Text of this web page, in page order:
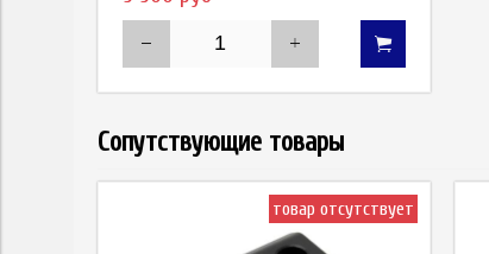
Сопутствующие товары
товар отсутствует